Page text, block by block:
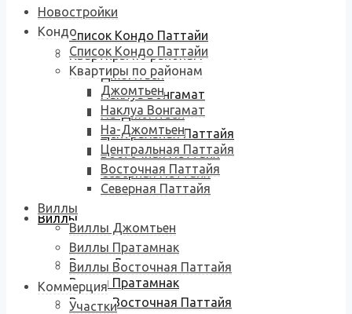
Список Кондо Паттайи
Квартиры по районам
Джомтьен
Наклуа Вонгамат
На-Джомтьен
Центральная Паттайя
Восточная Паттайя
Северная Паттайя
Виллы
Виллы Джомтьен
Виллы Пратамнак
Виллы Восточная Паттайя
Новостройки
Кондо
Список Кондо Паттайи
Квартиры по районам
Джомтьен
Наклуа Вонгамат
На-Джомтьен
Центральная Паттайя
Восточная Паттайя
Северная Паттайя
Виллы
Виллы Джомтьен
Виллы Пратамнак
Виллы Восточная Паттайя
Коммерция
Участки